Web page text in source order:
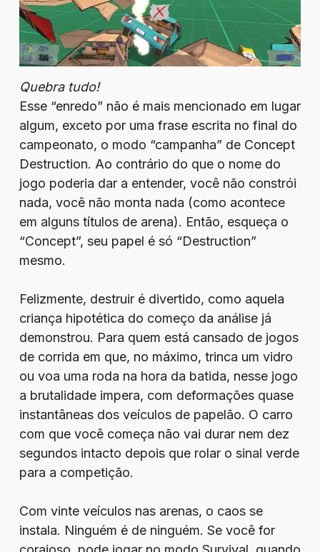
Quebra tudo!
Esse “enredo” não é mais mencionado em lugar
algum, exceto por uma frase escrita no final do
campeonato, o modo “campanha” de Concept
Destruction. Ao contrário do que o nome do
jogo poderia dar a entender, você não constrói
nada, você não monta nada (como acontece
em alguns títulos de arena). Então, esqueça o
“Concept”, seu papel é só “Destruction”
mesmo.
Felizmente, destruir é divertido, como aquela
criança hipotética do começo da análise já
demonstrou. Para quem está cansado de jogos
de corrida em que, no máximo, trinca um vidro
ou voa uma roda na hora da batida, nesse jogo
a brutalidade impera, com deformações quase
instantâneas dos veículos de papelão. O carro
com que você começa não vai durar nem dez
segundos intacto depois que rolar o sinal verde
para a competição.
Com vinte veículos nas arenas, o caos se
instala. Ninguém é de ninguém. Se você for